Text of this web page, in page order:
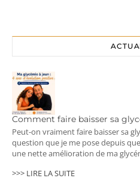
Comment faire baisser sa
Peut-on vraiment faire baisser sa
question que je me pose depuis
une nette amélioration de ma
>>> LIRE LA SUITE